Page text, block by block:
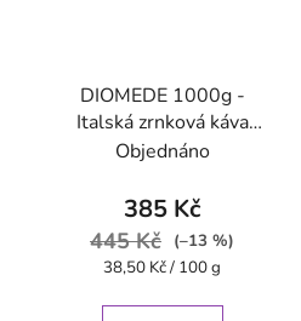
DIOMEDE 1000g -
Italská zrnková káva
Caffe Pompeii
Objednáno
385 Kč
445 Kč
(–13 %)
Měrná
38,50 Kč / 100 g